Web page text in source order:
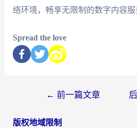
络环境，畅享无限制的数字内容服
Spread the love
← 前一篇文章
版权地域限制